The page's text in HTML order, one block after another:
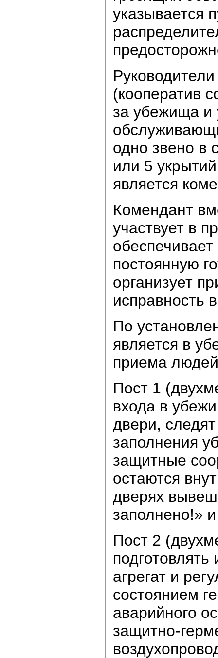
указывается
(кооператив
за убежища и
одно звено в
или 5
является
Комендант
участвует в
постоянную
организует
исправность
По
является в
приема
Пост 1
входа в
двери,
заполнения
защитные
остаются
дверях
заполнено!»
Пост 2
агрегат и
состоянием
аварийного
защитно-